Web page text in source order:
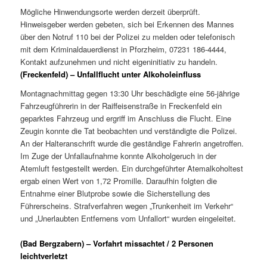
Mögliche Hinwendungsorte werden derzeit überprüft.
Hinweisgeber werden gebeten, sich bei Erkennen des Mannes
über den Notruf 110 bei der Polizei zu melden oder telefonisch
mit dem Kriminaldauerdienst in Pforzheim, 07231 186-4444,
Kontakt aufzunehmen und nicht eigeninitiativ zu handeln.
(Freckenfeld) – Unfallflucht unter Alkoholeinfluss
Montagnachmittag gegen 13:30 Uhr beschädigte eine 56-jährige
Fahrzeugführerin in der Raiffeisenstraße in Freckenfeld ein
geparktes Fahrzeug und ergriff im Anschluss die Flucht. Eine
Zeugin konnte die Tat beobachten und verständigte die Polizei.
An der Halteranschrift wurde die geständige Fahrerin angetroffen.
Im Zuge der Unfallaufnahme konnte Alkoholgeruch in der
Atemluft festgestellt werden. Ein durchgeführter Atemalkoholtest
ergab einen Wert von 1,72 Promille. Daraufhin folgten die
Entnahme einer Blutprobe sowie die Sicherstellung des
Führerscheins. Strafverfahren wegen „Trunkenheit im Verkehr“
und „Unerlaubten Entfernens vom Unfallort“ wurden eingeleitet.
(Bad Bergzabern) – Vorfahrt missachtet / 2 Personen
leichtverletzt